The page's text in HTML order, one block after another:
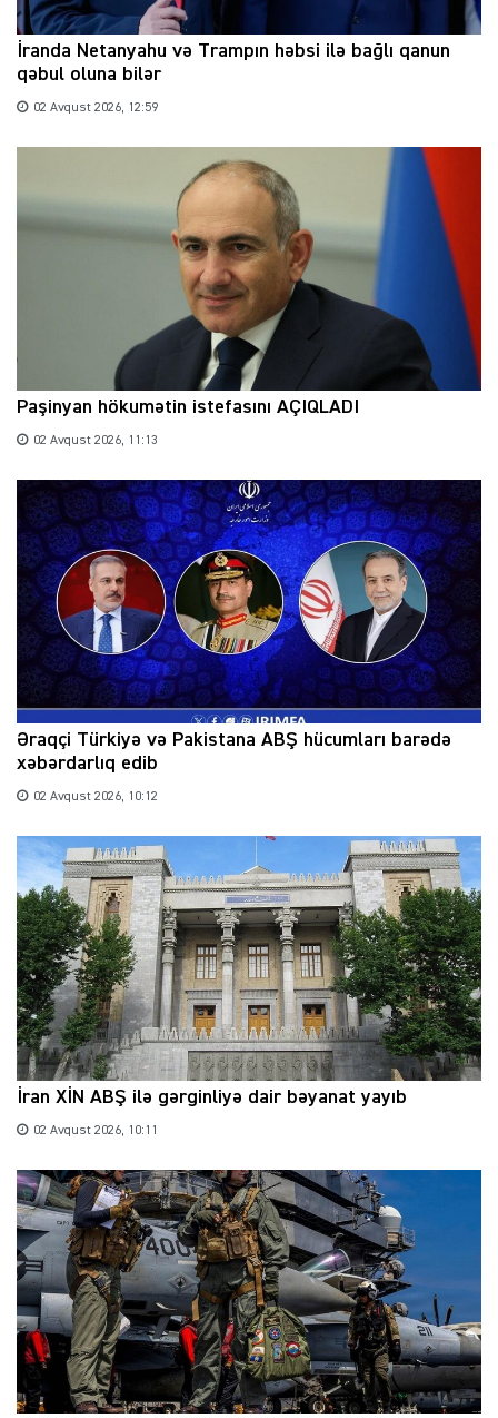
İranda Netanyahu və Trampın həbsi ilə bağlı qanun
qəbul oluna bilər
02 Avqust 2026, 12:59
Paşinyan hökumətin istefasını AÇIQLADI
02 Avqust 2026, 11:13
Əraqçi Türkiyə və Pakistana ABŞ hücumları barədə
xəbərdarlıq edib
02 Avqust 2026, 10:12
İran XİN ABŞ ilə gərginliyə dair bəyanat yayıb
02 Avqust 2026, 10:11